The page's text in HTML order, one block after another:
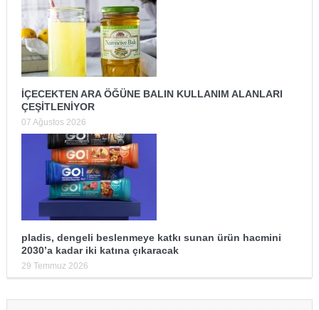
İÇECEKTEN ARA ÖĞÜNE BALIN KULLANIM ALANLARI
ÇEŞİTLENİYOR
07 Ağustos 2026
pladis, dengeli beslenmeye katkı sunan ürün hacmini
2030’a kadar iki katına çıkaracak
29 Temmuz 2026